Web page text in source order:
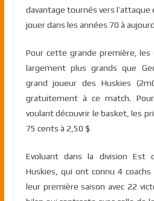
davantage tournés vers
jouer dans les années 70 à
Pour cette grande première,
largement plus grands que
grand joueur des Huskies
gratuitement à ce match.
voulant découvrir le basket, les
75 cents à 2,50 $
Evoluant dans la division Est
Huskies, qui ont connu 4
leur première saison avec 22